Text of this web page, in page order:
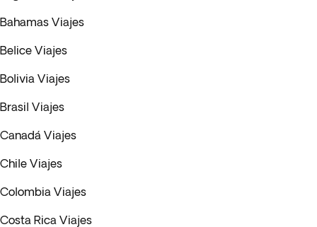
Bahamas Viajes
Belice Viajes
Bolivia Viajes
Brasil Viajes
Canadá Viajes
Chile Viajes
Colombia Viajes
Costa Rica Viajes